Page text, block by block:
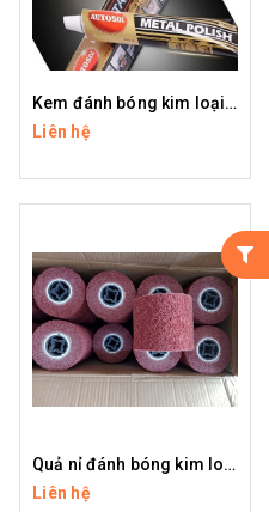
Kem đánh bóng kim loại AUTOSOL
Liên hệ
Quả nỉ đánh bóng kim loại
Liên hệ